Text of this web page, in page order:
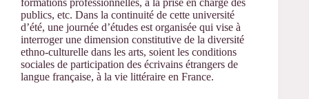
formations professionnelles, à la prise en charge des
publics, etc. Dans la continuité de cette université
d’été, une journée d’études est organisée qui vise à
interroger une dimension constitutive de la diversité
ethno-culturelle dans les arts, soient les conditions
sociales de participation des écrivains étrangers de
langue française, à la vie littéraire en France.